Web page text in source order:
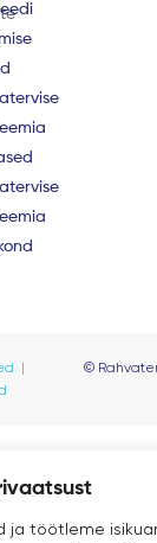
ja töötleme
|
©